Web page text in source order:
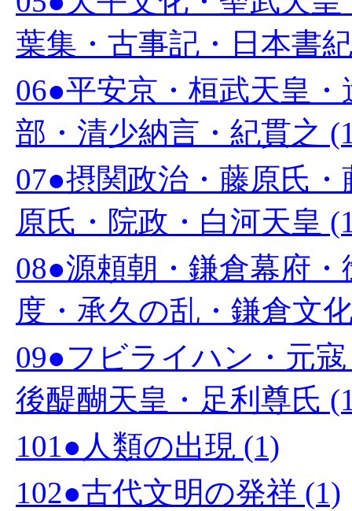
葉集・古事記・日本書
06●平安京・桓武天皇
部・清少納言・紀貫之
07●摂関政治・藤原氏
原氏・院政・白河天皇
08●源頼朝・鎌倉幕府
度・承久の乱・鎌倉文
09●フビライハン・元
後醍醐天皇・足利尊氏
101●人類の出現 (1)
102●古代文明の発祥 (1)